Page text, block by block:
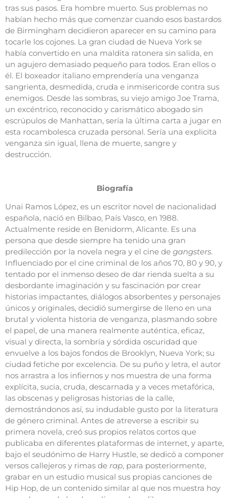
tras sus pasos. Era hombre muerto. Sus problemas no
habían hecho más que comenzar cuando esos bastardos
de Birmingham decidieron aparecer en su camino para
tocarle los cojones. La gran ciudad de Nueva York se
había convertido en una maldita ratonera sin salida, en
un agujero demasiado pequeño para todos. Eran ellos o
él. El boxeador italiano emprendería una venganza
sangrienta, desmedida, cruda e inmisericorde contra sus
enemigos. Desde las sombras, su viejo amigo Joe Trama,
un excéntrico, reconocido y carismático abogado sin
escrúpulos de Manhattan, sería la última carta a jugar en
esta rocambolesca cruzada personal. Sería una explicita
venganza sin igual, llena de muerte, sangre y
destrucción.
Biografía
Unai Ramos López, es un escritor novel de nacionalidad
española, nació en Bilbao, País Vasco, en 1988.
Actualmente reside en Benidorm, Alicante. Es una
persona que desde siempre ha tenido una gran
predilección por la novela negra y el cine de gangsters.
Influenciado por el cine criminal de los años 70, 80 y 90, y
tentado por el inmenso deseo de dar rienda suelta a su
desbordante imaginación y su fascinación por crear
historias impactantes, diálogos absorbentes y personajes
únicos y originales, decidió sumergirse de lleno en una
brutal y violenta historia de venganza, plasmando sobre
el papel, de una manera realmente auténtica, eficaz,
visual y directa, la sombría y sórdida oscuridad que
envuelve a los bajos fondos de Brooklyn, Nueva York; su
ciudad fetiche por excelencia. De su puño y letra, el autor
nos arrastra a los infiernos y nos muestra de una forma
explícita, sucia, cruda, descarnada y a veces metafórica,
las obscenas y peligrosas historias de la calle,
demostrándonos así, su indudable gusto por la literatura
de género criminal. Antes de atreverse a escribir su
primera novela, creó sus propios relatos cortos que
publicaba en diferentes plataformas de internet, y aparte,
bajo el seudónimo de Harry Hustle, se dedicó a componer
versos callejeros y rimas de rap, para posteriormente,
grabar en un estudio musical sus propias canciones de
Hip Hop, de un contenido similar al que nos muestra hoy